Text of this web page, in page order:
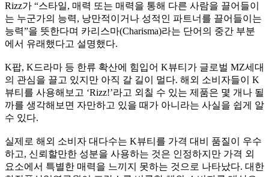
Rizz가 “스타일, 매력 또는 매력을 통해 다른 사람을 끌어들이
는 누군가의 능력, 낭만적이거나 성적인 파트너를 끌어들이는
능력”을 뜻한다며 카리스마(Charisma)라는 단어의 중간 부분
에서 유래했다고 설명했다.
K팝, K드라마 등 한류 확산에 힘입어 K뷰티가 글로벌 MZ세대
의 관심을 끌고 있지만 아직 갈 길이 멀다. 해외 소비자들이 K
뷰티를 사용해보고 ‘Rizz!’라고 외칠 수 있는 제품은 몇 개나 될
까를 생각해보면 자만하고 있을 때가 아니라는 사실을 쉽게 알
수 있다.
실제로 해외 소비자 대다수는 K뷰티를 가격 대비 품질이 우수
하고, 신뢰할만한 성분을 사용하는 것은 인정하지만 가격 외
요소에서 특별한 매력을 느끼지 못하는 것으로 나타났다. 대한